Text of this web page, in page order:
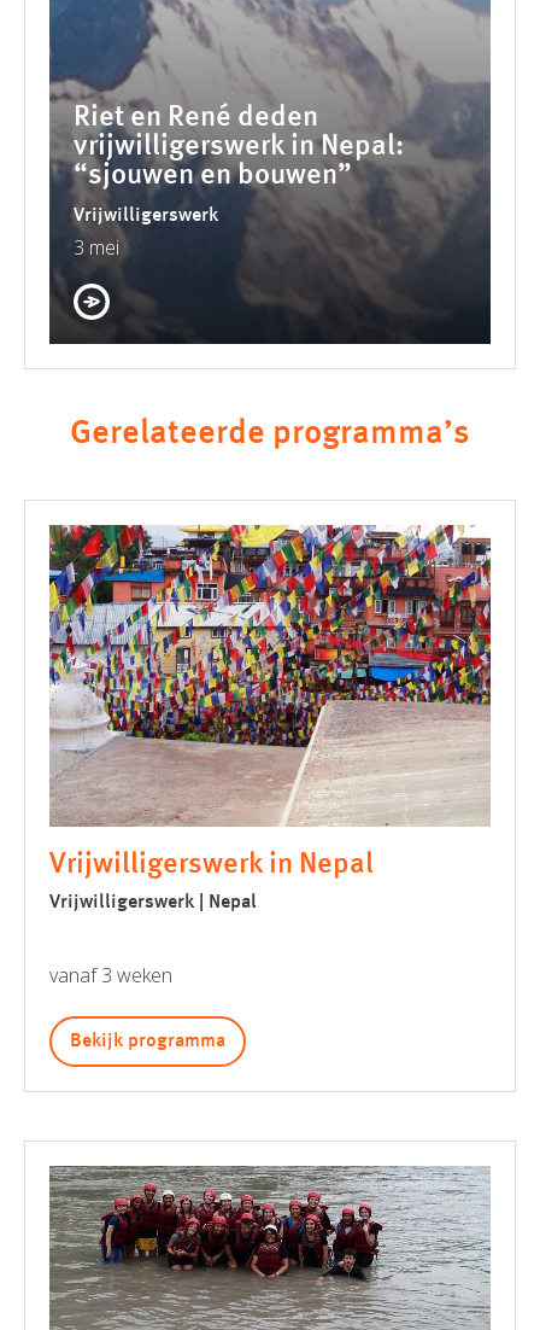
Riet en René deden
vrijwilligerswerk in Nepal:
“sjouwen en bouwen”
Vrijwilligerswerk
3 mei
Gerelateerde programma’s
Vrijwilligerswerk in Nepal
Vrijwilligerswerk | Nepal
vanaf 3 weken
Bekijk programma